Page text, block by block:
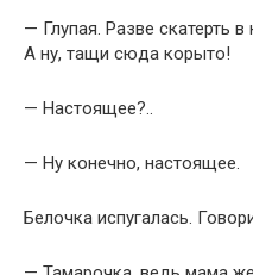
— Глупая. Разве скатерть
А ну, тащи сюда корыто!
— Настоящее?..
— Ну конечно, настоящее.
Белочка испугалась.